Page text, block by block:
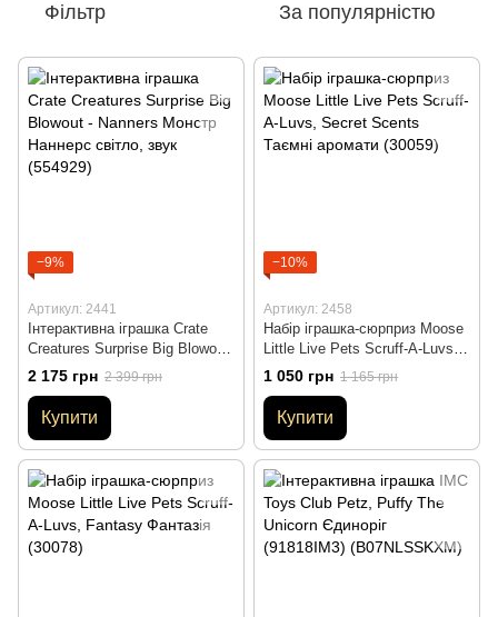
Фільтр За популярністю
−9%
Артикул: 2441
Інтерактивна іграшка Crate
Creatures Surprise Big Blowout
- Nanners Монстр Наннерс
світло, звук (554929)
2 175 грн 2 399 грн
Купити
−10%
Артикул: 2458
Набір іграшка-сюрприз Moose
Little Live Pets Scruff-A-Luvs,
Secret Scents Таємні аромати
1 050 грн 1 165 грн
Купити